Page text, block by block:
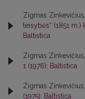
Zigmas Zinkevičius,
teisybės“ (1851 m.)
Baltistica
Zigmas Zinkevičius,
1 (1976): Baltistica
Zigmas Zinkevičius,
(1975): Baltistica